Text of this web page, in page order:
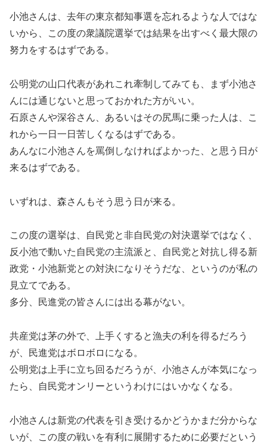
小池さんは、去年の東京都知事選を忘れるような人ではな
いから、この度の衆議院選挙では結果を出すべく最大限の
努力をするはずである。
公明党の山口代表があれこれ牽制してみても、まず小池さ
んには通じないと思っておかれた方がいい。
石原さんや深谷さん、あるいはその尻馬に乗った人は、こ
れから一日一日苦しくなるはずである。
あんなに小池さんを罵倒しなければよかった、と思う日が
来るはずである。
いずれは、森さんもそう思う日が来る。
この度の選挙は、自民党と非自民党の対決選挙ではなく、
反小池で動いた自民党の主流派と、自民党と対抗し得る新
政党・小池新党との対決になりそうだな、というのが私の
見立てである。
多分、民進党の皆さんには出る幕がない。
共産党は茅の外で、上手くすると漁夫の利を得るだろう
が、民進党はボロボロになる。
公明党は上手に立ち回るだろうが、小池さんが本気になっ
たら、自民党オンリーというわけにはいかなくなる。
小池さんは新党の代表を引き受けるかどうかまだ分からな
いが、この度の戦いを有利に展開するために必要だという